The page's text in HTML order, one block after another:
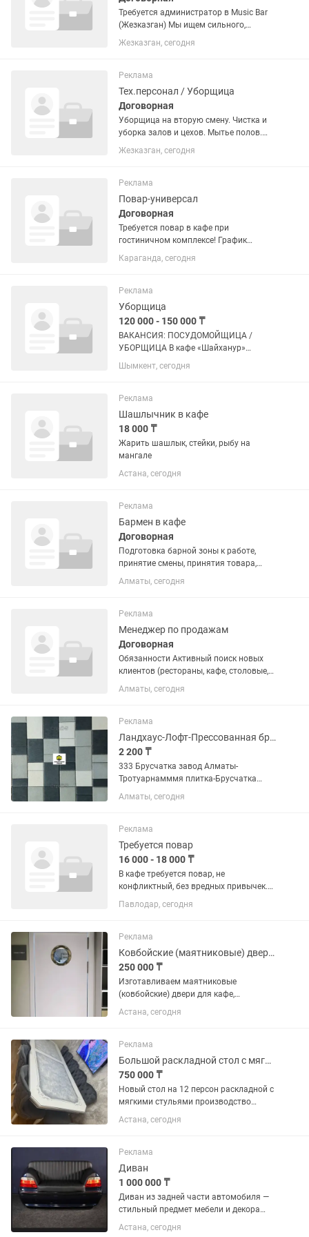
Требуется администратор в Music Bar
(Жезказган) Мы ищем сильного,
ответственного и энергичного
администратора, который сможет
обеспечить высокий уровень...
Жезказган, сегодня
Реклама
Тех.персонал / Уборщица
Договорная
Уборщица на вторую смену. Чистка и
уборка залов и цехов. Мытье полов.
Режим работы с 12.00 - 21.10. Смена
2/2. Питание. Ставка 9000тг в день.
Сатпаева 50, Столовая...
Жезказган, сегодня
Реклама
Повар-универсал
Договорная
Требуется повар в кафе при
гостиничном комплексе! График
работы с 09:00 до 20:00 В ночную и
дневную смену. Европейская кухня.
Караганда, сегодня
Реклама
Уборщица
120 000 - 150 000 ₸
ВАКАНСИЯ: ПОСУДОМОЙЩИЦА /
УБОРЩИЦА В кафе «Шайханур»
требуется посудомойщица / уборщица.
Условия работы: График: 5/2 Рабочее
плата: от 120 000 до 150 000...
Шымкент, сегодня
Реклама
Шашлычник в кафе
18 000 ₸
Жарить шашлык, стейки, рыбу на
мангале
Астана, сегодня
Реклама
Бармен в кафе
Договорная
Подготовка барной зоны к работе,
принятие смены, принятия товара,
инвентаризация, приготовление и
отдача продукции. Оплата каждый 2-
Алматы, сегодня
Реклама
Менеджер по продажам
Договорная
Обязанности Активный поиск новых
клиентов (рестораны, кафе, столовые,
гостиницы, пищевые производства,
торговые центры и другие
звонки и назначение встреч. ...
Алматы, сегодня
Реклама
Ландхаус-Лофт-Прессованная брусчатка Алматы-Тротуарная плитка
2 200 ₸
333 Брусчатка завод Алматы-
Тротуарнамммя плитка-Брусчатка
Колормикс-Брусчатка color-mix завод
Алматы Если Вы не дозвонились,
обязательно Вам ответим!
Тротуарная...
Алматы, сегодня
Реклама
Требуется повар
16 000 - 18 000 ₸
В кафе требуется повар, не
конфликтный, без вредных привычек.
график 2/2, с 10.00 до 24.00. обед,
развозка. Пишите пожалуйста
Павлодар, сегодня
Реклама
Ковбойские (маятниковые) двери для кафе и ресторанов
250 000 ₸
Изготавливаем маятниковые
(ковбойские) двери для кафе,
ресторанов, баров и кухонь HoReCa.
Двери открываются в обе стороны,
персонала. Оснащаются круглым...
Астана, сегодня
Реклама
Большой раскладной стол с мягкими стульями
750 000 ₸
Новый стол на 12 персон раскладной с
мягкими стульями производство
Дагестан, ни раз за ним не сидел, доча
только за ним всегда сидит рисует.
3м, в раскладном виде...
Астана, сегодня
Реклама
Диван
1 000 000 ₸
Диван из задней части автомобиля —
стильный предмет мебели и декора
Продается оригинальный диван,
изготовленный из задней части
Астана, сегодня